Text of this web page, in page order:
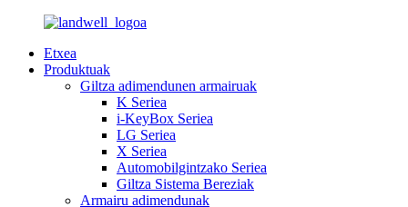
Etxea
Produktuak
Giltza adimendunen armairuak
K Seriea
i-KeyBox Seriea
LG Seriea
X Seriea
Automobilgintzako Seriea
Giltza Sistema Bereziak
Armairu adimendunak